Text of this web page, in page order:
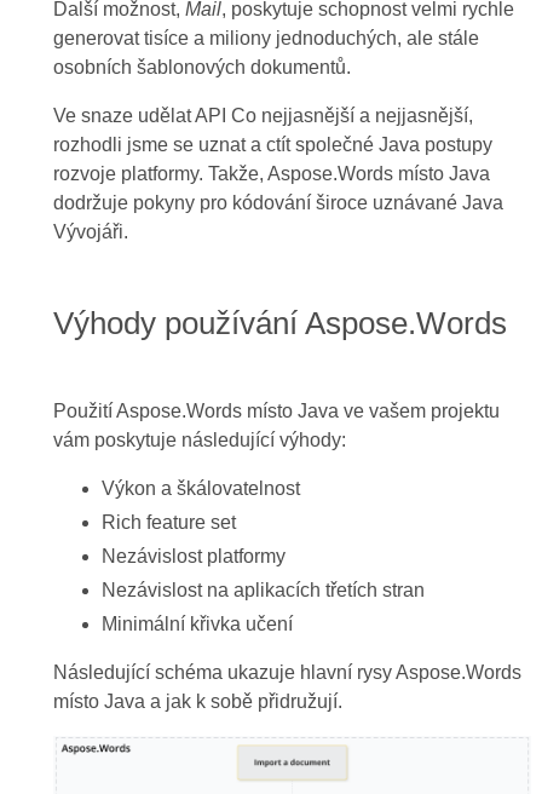
Další možnost, Mail, poskytuje schopnost velmi rychle
generovat tisíce a miliony jednoduchých, ale stále
osobních šablonových dokumentů.
Ve snaze udělat API Co nejjasnější a nejjasnější,
rozhodli jsme se uznat a ctít společné Java postupy
rozvoje platformy. Takže, Aspose.Words místo Java
dodržuje pokyny pro kódování široce uznávané Java
Vývojáři.
Výhody používání Aspose.Words
Použití Aspose.Words místo Java ve vašem projektu
vám poskytuje následující výhody:
Výkon a škálovatelnost
Rich feature set
Nezávislost platformy
Nezávislost na aplikacích třetích stran
Minimální křivka učení
Následující schéma ukazuje hlavní rysy Aspose.Words
místo Java a jak k sobě přidružují.